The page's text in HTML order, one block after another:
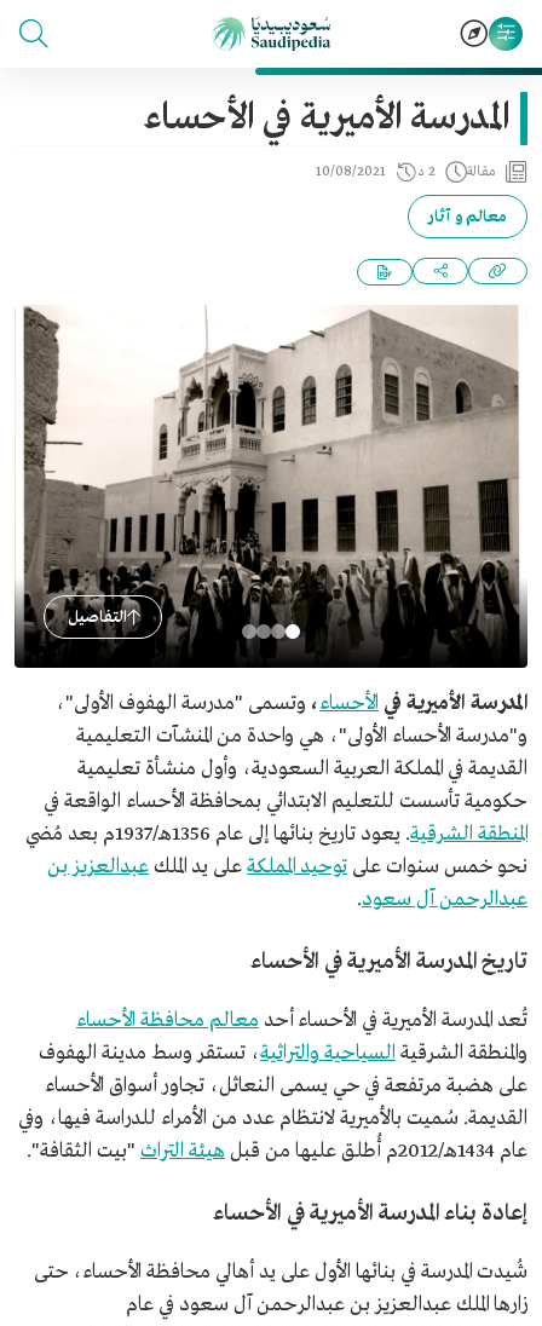
المدرسة الأميرية في الأحساء
مقالة 2 د 10/08/2021
معالم و آثار
التفاصيل
المدرسة الأميرية في الأحساء، وتسمى "مدرسة الهفوف الأولى"،
و"مدرسة الأحساء الأولى"، هي واحدة من المنشآت التعليمية
القديمة في المملكة العربية السعودية، وأول منشأة تعليمية
حكومية تأسست للتعليم الابتدائي بمحافظة الأحساء الواقعة في
المنطقة الشرقية
. يعود تاريخ بنائها إلى عام 1356هـ/1937م بعد مُضي
نحو خمس سنوات على توحيد المملكةعلى يد الملكعبدالعزيز بن
عبدالرحمن آل سعود.
تاريخ المدرسة الأميرية في الأحساء
تُعد المدرسة الأميرية في الأحساء أحد معالم محافظة الأحساء
والمنطقة الشرقية السياحية والتراثية، تستقر وسط مدينة الهفوف
على هضبة مرتفعة في حي يسمى النعاثل، تجاور أسواق الأحساء
القديمة. سُميت بالأميرية لانتظام عدد من الأمراء للدراسة فيها، وفي
عام 1434هـ/2012م أُطلق عليها من قبل
هيئة التراث "بيت الثقافة".
إعادة بناء المدرسة الأميرية في الأحساء
شُيدت المدرسة في بنائها الأول على يد أهالي محافظة الأحساء، حتى
زارها الملك عبدالعزيز بن عبدالرحمن آل سعود في عام